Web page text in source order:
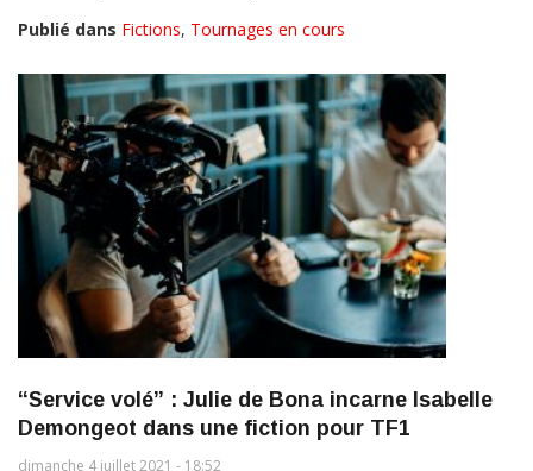
Publié dans Fictions, Tournages en cours
“Service volé” : Julie de Bona incarne Isabelle
Demongeot dans une fiction pour TF1
dimanche 4 juillet 2021 - 18:52